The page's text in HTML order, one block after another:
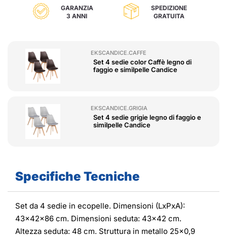
GARANZIA
3 ANNI
SPEDIZIONE
GRATUITA
EKSCANDICE.CAFFE
Set 4 sedie color Caffè legno di
faggio e similpelle Candice
EKSCANDICE.GRIGIA
Set 4 sedie grigie legno di faggio e
similpelle Candice
Specifiche Tecniche
Set da 4 sedie in ecopelle. Dimensioni (LxPxA):
43x42x86 cm. Dimensioni seduta: 43x42 cm.
Altezza seduta: 48 cm. Struttura in metallo 25x0,9